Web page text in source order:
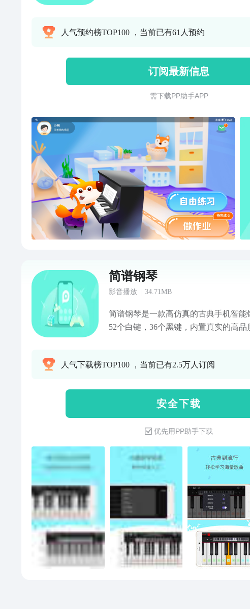
孩子的弹奏过程，对错音、节奏等关键
拆解练习作业，并以游戏关卡的形式呈
燥。【智能+主课老师1V1辅导】基础
的辅导方法中匹配最有望辅导方法。疑
向主课老师求助，老师会及时为您定制
练习都有云端录音，记录点滴成长。【
结合智能硬件，88键全光电传感，毫
节奏、时值、力度，全方位复盘。【海
5000+电子乐谱，1-10级练琴无忧。
人气预约榜TOP100 ，当前已有61人预约
订阅最新信息
需 下 载 P P 助 手 A P P
简谱钢琴
影音播放 34.71MB
简谱钢琴是一款高仿真的古典手机智能
52个白键，36个黑键，内置真实的高
谱，即使是家中的小宝宝，也能轻松弹
支持三种下标模式：音名，唱名，简谱
帮你快速入门；4. 支持将你的录音设置
录音和回放功能，记录下你的创作灵感
随意调节，找到合适的节奏7.增加6首
上手8.增加修改按键数量功能9.新增“双
式”满足更多花样操作10.新增“练习模
弹”、“等待”和欣赏三种方式进行练习
键震动”、“余音控制”等设置开关来丰
引导和“使用说明”使用户更快熟悉操作
键点击/滑动/发音的问题14.优化琴键数
块、节拍器等操作逻辑15.优化部分界
钢琴块了，快来弹琴吧~
人气下载榜TOP100 ，当前已有2.5万人订阅
安 全 下 载
优先用PP助手下载